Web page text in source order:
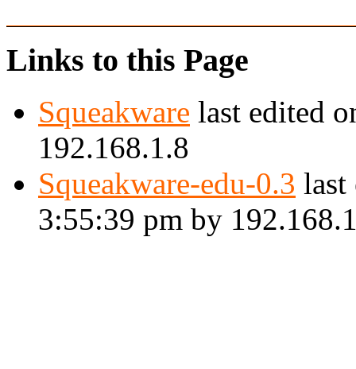
Links to this Page
Squeakware last edited
192.168.1.8
Squeakware-edu-0.3 last
3:55:39 pm by